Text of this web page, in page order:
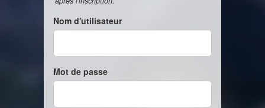
Nom d'utilisateur
Mot de passe